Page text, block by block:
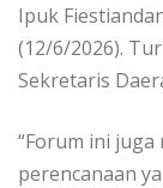
Ipuk
(12/6/2026).
Sekretaris
“Forum ini
perencanaan